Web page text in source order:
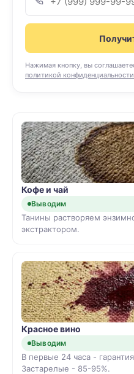
Нажимая кнопку, вы
политикой конфиденциальности
Кофе и чай
Выводим
Танины растворяем
экстрактором.
Красное вино
Выводим
В первые 24 часа -
Застарелые - 85-95%.